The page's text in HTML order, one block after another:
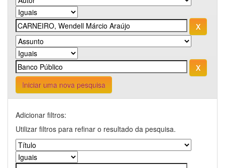
Iniciar uma nova pesquisa
Adicionar filtros:
Utilizar filtros para refinar o resultado da pesquisa.